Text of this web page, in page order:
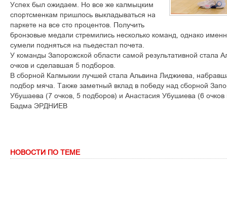
Успех был ожидаем. Но все же калмыцким
спортсменкам пришлось выкладываться на
паркете на все сто процентов. Получить
бронзовые медали стремились несколько команд, однако
сумели подняться на пьедестал почета.
У команды Запорожской области самой результативной стала
очков и сделавшая 5 подборов.
В сборной Калмыкии лучшей стала Альвина Лиджиева,
подбор мяча. Также заметный вклад в победу над сборной
Убушаева (7 очков, 5 подборов) и Анастасия Убушиева (6
Бадма ЭРДНИЕВ
НОВОСТИ ПО ТЕМЕ